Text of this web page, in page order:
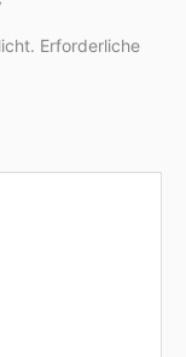
Erforderliche